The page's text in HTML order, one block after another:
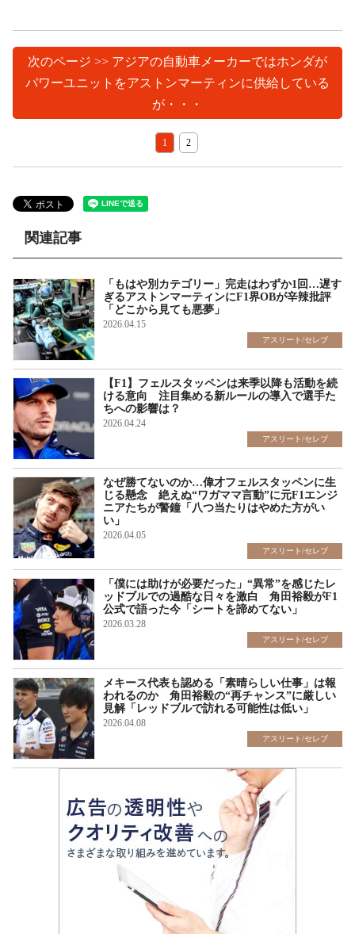
次のページ >> アジアの自動車メーカーではホンダが
パワーユニットをアストンマーティンに供給している
が・・・
1 2
関連記事
「もはや別カテゴリー」完走はわずか1回…遅す
ぎるアストンマーティンにF1界OBが辛辣批評
「どこから見ても悪夢」
2026.04.15
アスリート/セレブ
【F1】フェルスタッペンは来季以降も活動を続
ける意向 注目集める新ルールの導入で選手た
ちへの影響は？
2026.04.24
アスリート/セレブ
なぜ勝てないのか…偉才フェルスタッペンに生
じる懸念 絶えぬ“ワガママ言動”に元F1エンジ
ニアたちが警鐘「八つ当たりはやめた方がい
い」
2026.04.05
アスリート/セレブ
「僕には助けが必要だった」“異常”を感じたレ
ッドブルでの過酷な日々を激白 角田裕毅がF1
公式で語った今「シートを諦めてない」
2026.03.28
アスリート/セレブ
メキース代表も認める「素晴らしい仕事」は報
われるのか 角田裕毅の“再チャンス”に厳しい
見解「レッドブルで訪れる可能性は低い」
2026.04.08
アスリート/セレブ